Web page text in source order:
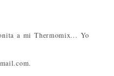
a mi Thermomix... Yo